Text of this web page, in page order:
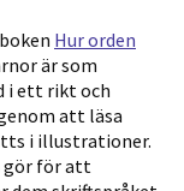
Hur orden
är som
i ett rikt och
att läsa
i illustrationer.
gör för att